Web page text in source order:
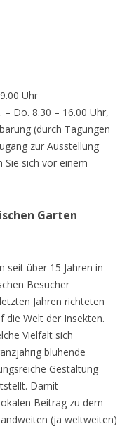
Uhr
Do. 8.30 – 16.00 Uhr,
(durch Tagungen
zur Ausstellung
sich vor einem
Garten
seit über 15 Jahren in
Besucher
Jahren richteten
die Welt der Insekten.
Vielfalt sich
blühende
Gestaltung
Damit
Beitrag zu dem
(ja weltweiten)